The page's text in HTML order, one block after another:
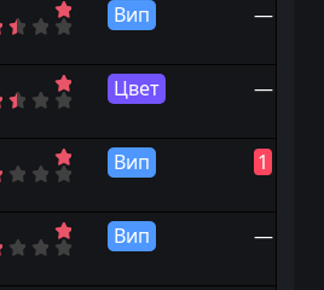
Вип —
Цвет —
Вип 1
Вип —